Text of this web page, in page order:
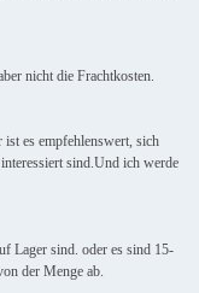
nicht die Frachtkosten.
es empfehlenswert, sich
sind.Und ich werde
Lager sind. oder es sind 15-
der Menge ab.